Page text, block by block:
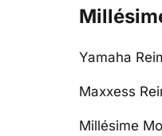
Yamaha
Maxxess
Millésime